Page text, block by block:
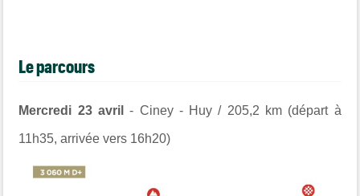
Le parcours
Mercredi 23 avril - Ciney - Huy / 205,2 km (départ à
11h35, arrivée vers 16h20)